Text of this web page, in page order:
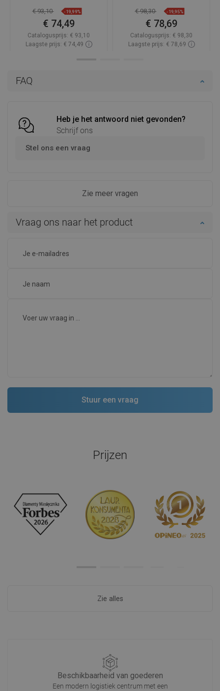
FAQ
Heb je het antwoord niet gevonden?
Schrijf ons
Stel ons een vraag
Zie meer vragen
Vraag ons naar het product
€ 93,10 -19,99%
€ 74,49
Catalogusprijs: € 93,10
Laagste prijs: € 74,49
€ 98,30 -19,95%
€ 78,69
Catalogusprijs: € 98,30
Laagste prijs: € 78,69
Prijzen
Zie alles
Beschikbaarheid van goederen
Een modern logistiek centrum met een